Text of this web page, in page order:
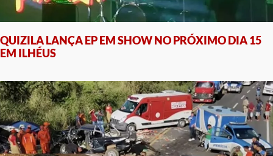
QUIZILA LANÇA EP EM SHOW NO PRÓXIMO DIA 15
EM ILHÉUS